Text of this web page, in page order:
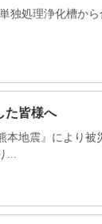
独処理浄化槽か
た皆様へ
本地震』により
...